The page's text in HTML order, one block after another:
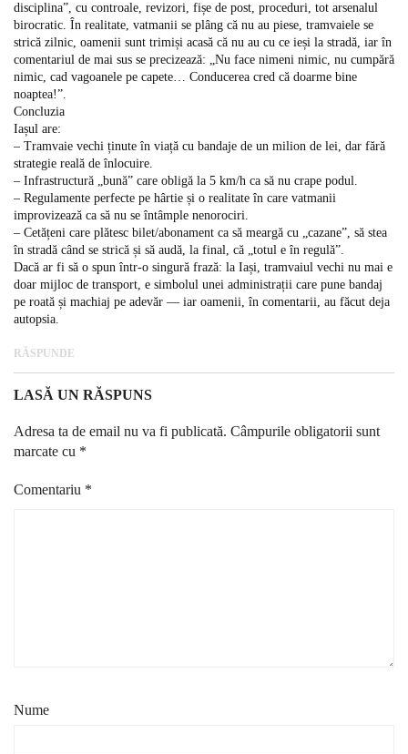
disciplina”, cu controale, revizori, fișe de post, proceduri, tot arsenalul
birocratic. În realitate, vatmanii se plâng că nu au piese, tramvaiele se
strică zilnic, oamenii sunt trimiși acasă că nu au cu ce ieși la stradă, iar în
comentariul de mai sus se precizează: „Nu face nimeni nimic, nu cumpără
nimic, cad vagoanele pe capete… Conducerea cred că doarme bine
noaptea!”.
Concluzia
Iașul are:
– Tramvaie vechi ținute în viață cu bandaje de un milion de lei, dar fără
strategie reală de înlocuire.
– Infrastructură „bună” care obligă la 5 km/h ca să nu crape podul.
– Regulamente perfecte pe hârtie și o realitate în care vatmanii
improvizează ca să nu se întâmple nenorociri.
– Cetățeni care plătesc bilet/abonament ca să meargă cu „cazane”, să stea
în stradă când se strică și să audă, la final, că „totul e în regulă”.
Dacă ar fi să o spun într-o singură frază: la Iași, tramvaiul vechi nu mai e
doar mijloc de transport, e simbolul unei administrații care pune bandaj
pe roată și machiaj pe adevăr — iar oamenii, în comentarii, au făcut deja
autopsia.
RĂSPUNDE
LASĂ UN RĂSPUNS
Adresa ta de email nu va fi publicată. Câmpurile obligatorii sunt
marcate cu *
Comentariu *
Nume